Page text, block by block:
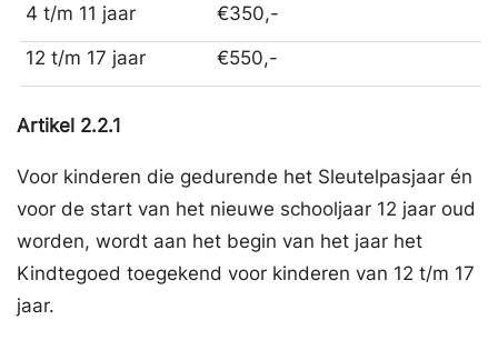
4 t/m 11 jaar
€350,-
12 t/m 17 jaar
€550,-
Artikel 2.2.1
Voor kinderen die gedurende het Sleutelpasjaar én
voor de start van het nieuwe schooljaar 12 jaar oud
worden, wordt aan het begin van het jaar het
Kindtegoed toegekend voor kinderen van 12 t/m 17
jaar.